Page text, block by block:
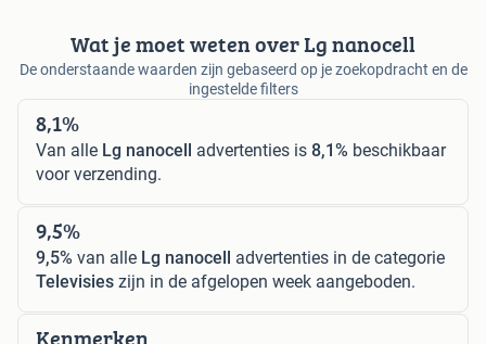
Wat je moet weten over Lg nanocell
De onderstaande waarden zijn gebaseerd op je zoekopdracht en de
ingestelde filters
8,1%
Van alle Lg nanocell advertenties is 8,1% beschikbaar
voor verzending.
9,5%
9,5% van alle Lg nanocell advertenties in de categorie
Televisies zijn in de afgelopen week aangeboden.